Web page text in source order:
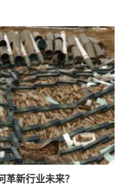
革新行业未来？